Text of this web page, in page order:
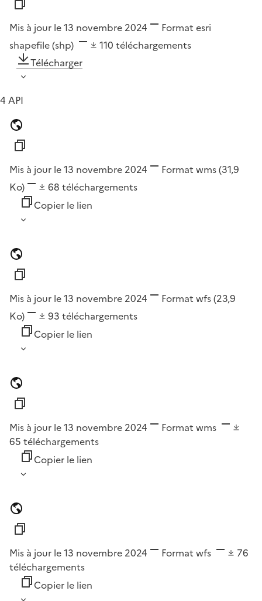
Mis à jour le 13 novembre 2024 Format esri
shapefile (shp)
110 téléchargements
Télécharger
4 API
Mis à jour le 13 novembre 2024 Format wms(31,9
Ko)
68 téléchargements
Copier le lien
Mis à jour le 13 novembre 2024 Format wfs(23,9
Ko)
93 téléchargements
Copier le lien
Mis à jour le 13 novembre 2024 Format wms
65 téléchargements
Copier le lien
Mis à jour le 13 novembre 2024 Format wfs
76
téléchargements
Copier le lien